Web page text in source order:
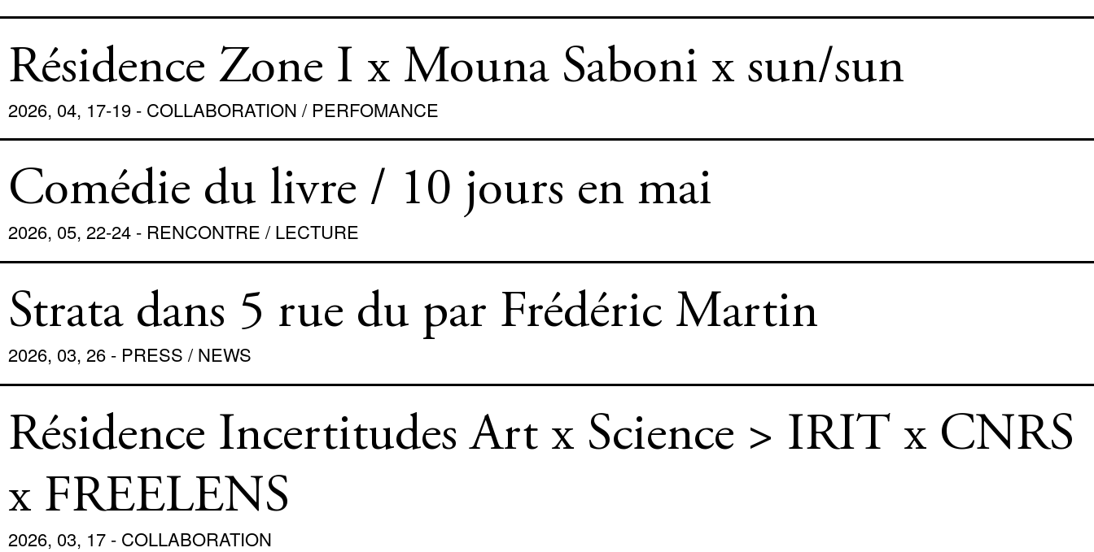
Résidence Zone I x Mouna Saboni x sun/sun
2026, 04, 17-19 - COLLABORATION / PERFOMANCE
Comédie du livre / 10 jours en mai
2026, 05, 22-24 - RENCONTRE / LECTURE
Strata dans 5 rue du par Frédéric Martin
2026, 03, 26 - PRESS / NEWS
Résidence Incertitudes Art x Science > IRIT x CNRS
x FREELENS
2026, 03, 17 - COLLABORATION